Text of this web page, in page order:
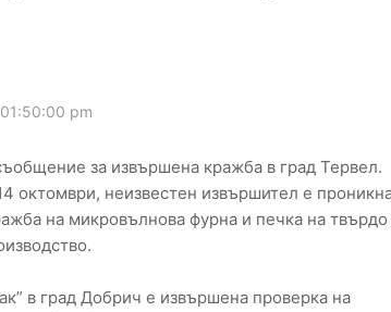
pm
за извършена кражба в град Тервел.
октомври, неизвестен извършител е
на микровълнова фурна и печка на твърдо
в град Добрич е извършена проверка на